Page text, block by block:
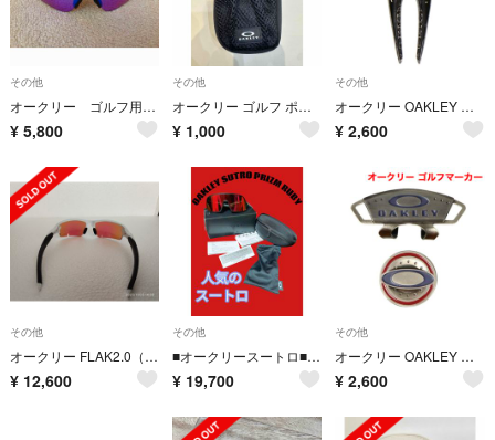
その他
オークリー ゴルフ用サングラス
¥ 5,800
その他
オークリー ゴルフ ポーチ
¥ 1,000
その他
オークリー OAKLEY グリーンフォーク フォーク アクセサリー 新品未使用
¥ 2,600
その他
オークリー FLAK2.0（A） PRIZM GOLFサングラス 交換レンズ付属
¥ 12,600
その他
■オークリースートロ■輪郭クッキリPRIZM RUBYサングラス未使用品
¥ 19,700
その他
オークリー OAKLEY ゴルフマーカー クリップ アクセサリー 新品未使用
¥ 2,600